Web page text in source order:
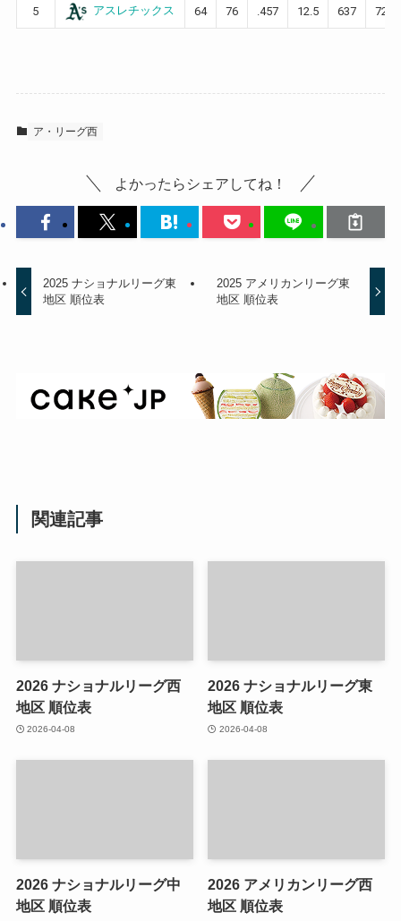
5 アスレチックス 64 76 .457 12.5 637 721
ア・リーグ西
よかったらシェアしてね！
2025 ナショナルリーグ東
地区 順位表
2025 アメリカンリーグ東
地区 順位表
関連記事
2026 ナショナルリーグ西
地区 順位表
2026-04-08
2026 ナショナルリーグ東
地区 順位表
2026-04-08
2026 ナショナルリーグ中
地区 順位表
2026 アメリカンリーグ西
地区 順位表